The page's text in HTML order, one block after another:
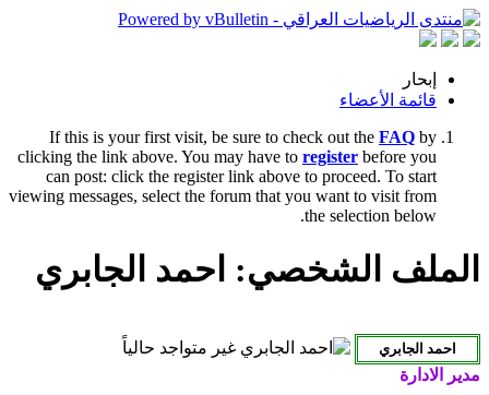
إبحار
قائمة الأعضاء
If this is your first visit, be sure to check out the FAQ by
clicking the link above. You may have to register before you
can post: click the register link above to proceed. To start
viewing messages, select the forum that you want to visit from
the selection below.
الملف الشخصي: احمد الجابري
مدير الادارة